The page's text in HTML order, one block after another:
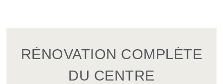
RÉNOVATION COMPLÈTE
DU CENTRE